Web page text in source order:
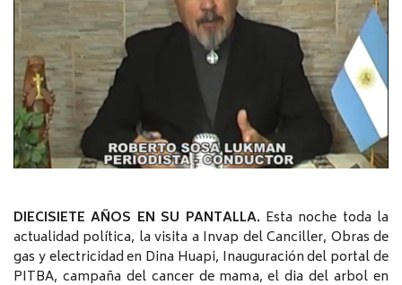
DIECISIETE AÑOS EN SU PANTALLA. Esta noche toda la
actualidad política, la visita a Invap del Canciller, Obras de
gas y electricidad en Dina Huapi, Inauguración del portal de
PITBA, campaña del cancer de mama, el dia del arbol en